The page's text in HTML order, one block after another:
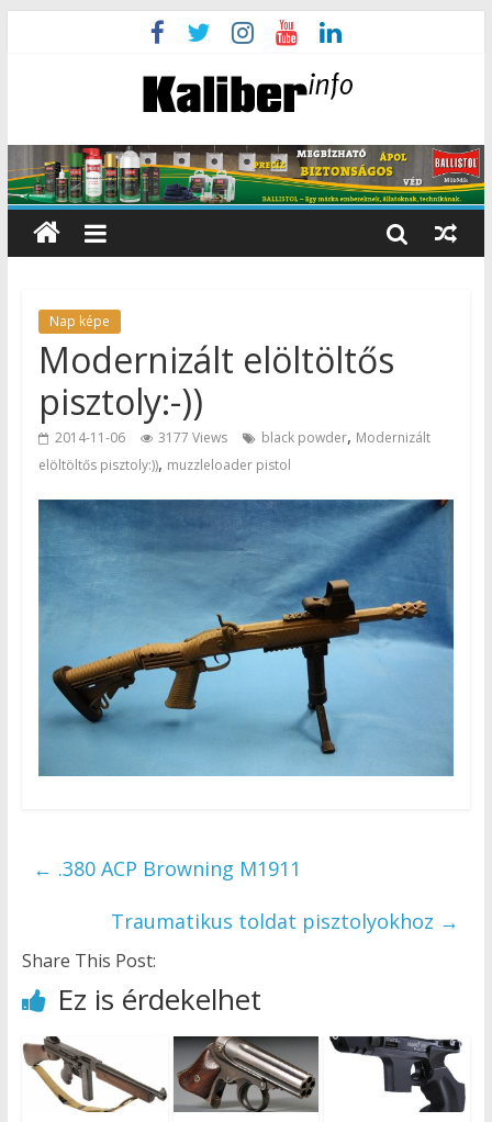
Nap képe
Modernizált elöltöltős
pisztoly:-))
2014-11-06 3177 Views black powder, Modernizált
elöltöltős pisztoly:)), muzzleloader pistol
← .380 ACP Browning M1911
Traumatikus toldat pisztolyokhoz →
Share This Post:
Ez is érdekelhet